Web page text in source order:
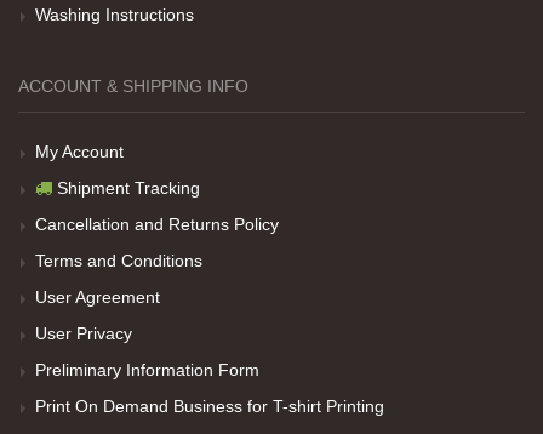
Washing Instructions
ACCOUNT & SHIPPING INFO
My Account
Shipment Tracking
Cancellation and Returns Policy
Terms and Conditions
User Agreement
User Privacy
Preliminary Information Form
Print On Demand Business for T-shirt Printing